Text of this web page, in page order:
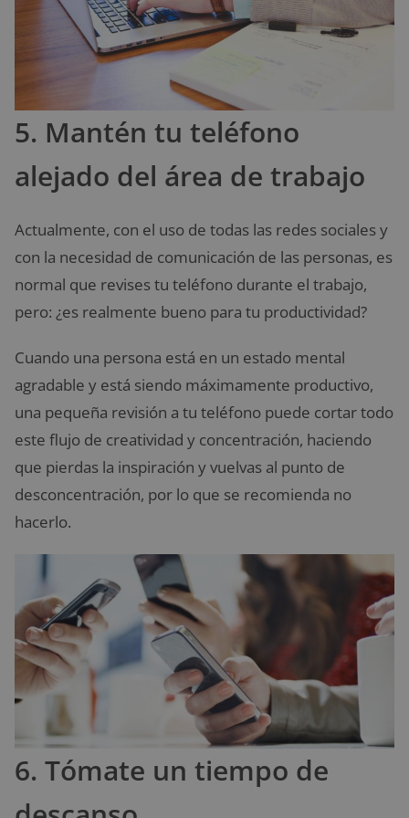
5. Mantén tu teléfono
alejado del área de trabajo
Actualmente, con el uso de todas las redes sociales y
con la necesidad de comunicación de las personas, es
normal que revises tu teléfono durante el trabajo,
pero: ¿es realmente bueno para tu productividad?
Cuando una persona está en un estado mental
agradable y está siendo máximamente productivo,
una pequeña revisión a tu teléfono puede cortar todo
este flujo de creatividad y concentración, haciendo
que pierdas la inspiración y vuelvas al punto de
desconcentración, por lo que se recomienda no
hacerlo.
6. Tómate un tiempo de